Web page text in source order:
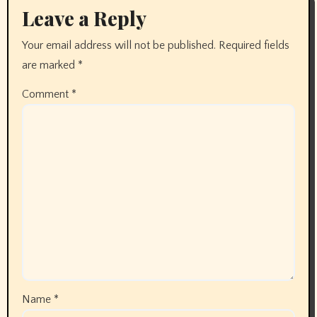
Leave a Reply
Your email address will not be published. Required fields
are marked *
Comment *
Name *